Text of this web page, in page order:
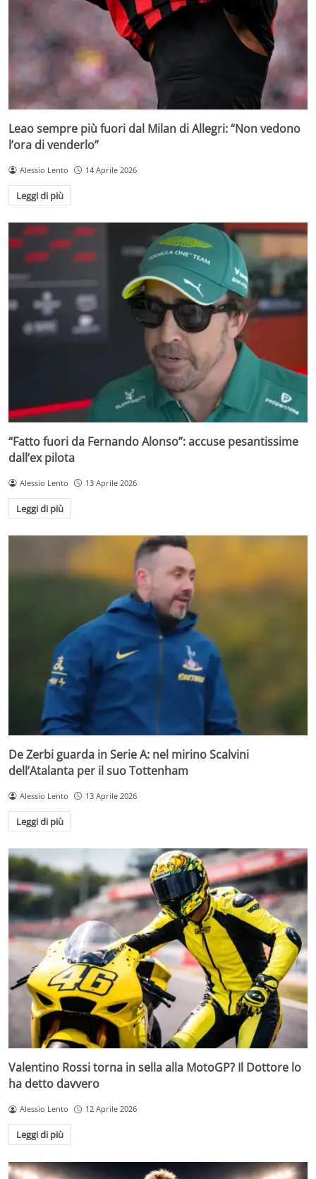
Leao sempre più fuori dal Milan di Allegri: “Non vedono
l’ora di venderlo”
Alessio Lento 14 Aprile 2026
Leggi di più
“Fatto fuori da Fernando Alonso”: accuse pesantissime
dall’ex pilota
Alessio Lento 13 Aprile 2026
Leggi di più
De Zerbi guarda in Serie A: nel mirino Scalvini
dell’Atalanta per il suo Tottenham
Alessio Lento 13 Aprile 2026
Leggi di più
Valentino Rossi torna in sella alla MotoGP? Il Dottore lo
ha detto davvero
Alessio Lento 12 Aprile 2026
Leggi di più